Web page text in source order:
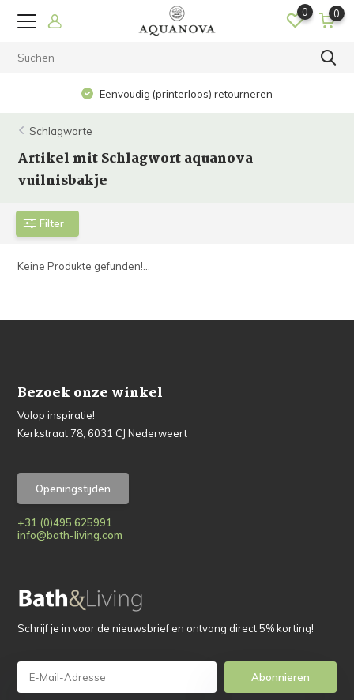
0 0
Eenvoudig (printerloos) retourneren
Schlagworte
Artikel mit Schlagwort aquanova
vuilnisbakje
Filter
Keine Produkte gefunden!...
Bezoek onze winkel
Volop inspiratie!
Kerkstraat 78, 6031 CJ Nederweert
Openingstijden
+31 (0)495 625991
info@bath-living.com
Schrijf je in voor de nieuwsbrief en ontvang direct 5% korting!
Abonnieren